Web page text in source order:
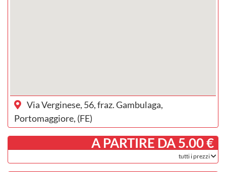
Via Verginese, 56, fraz. Gambulaga,
Portomaggiore, (FE)
­ A PARTIRE DA 5.00 €
tutti i prezzi